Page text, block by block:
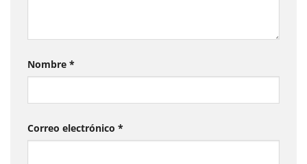
Nombre *
Correo electrónico *